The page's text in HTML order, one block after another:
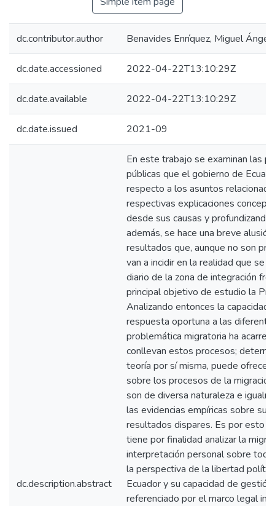
dc.contributor.author Benavides Enríquez, Miguel Ángel
dc.date.accessioned 2022-04-22T13:10:29Z
dc.date.available 2022-04-22T13:10:29Z
dc.date.issued 2021-09
dc.description.abstract
En este trabajo se examinan las
públicas que el gobierno de
respecto a los asuntos
respectivas explicaciones
desde sus causas y
además, se hace una breve
resultados que, aunque no son
van a incidir en la realidad que se
diario de la zona de integración
principal objetivo de estudio la
Analizando entonces la capacidad
respuesta oportuna a las
problemática migratoria ha
conllevan estos procesos;
teoría por sí misma, puede ofrecer
sobre los procesos de la
son de diversa naturaleza e
las evidencias empíricas sobre
resultados dispares. Es por esto
tiene por finalidad analizar la
interpretación personal sobre
la perspectiva de la libertad
Ecuador y su capacidad de
referenciado por el marco legal